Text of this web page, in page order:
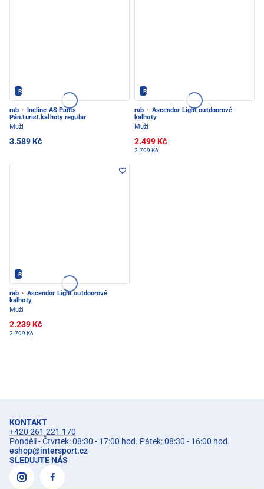
Rab - PEC POD SNĚŽKOU
rab ·
Incline AS Pants
Pán.turist.kalhoty regular
Muži
3.589 Kč
Rab - PEC POD SNĚŽKOU
rab · Ascendor Light outdoorové
kalhoty
Muži
2.499 Kč
2.799 Kč
Rab - PEC POD SNĚŽKOU
rab · Ascendor Light outdoorové
kalhoty
Muži
2.239 Kč
2.799 Kč
KONTAKT
+420 261 221 170
Pondělí - Čtvrtek: 08:30 - 17:00 hod. Pátek: 08:30 - 16:00 hod.
eshop@intersport.cz
SLEDUJTE NÁS